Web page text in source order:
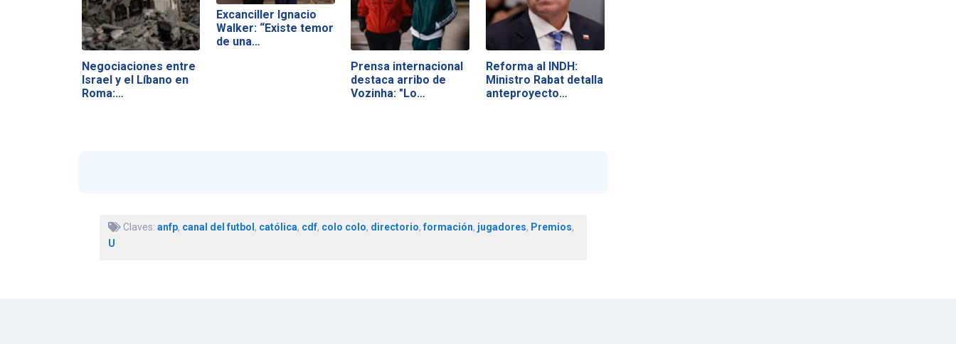
Negociaciones entre
Israel y el Líbano en
Roma:…
Excanciller Ignacio
Walker: “Existe temor
de una…
Prensa internacional
destaca arribo de
Vozinha: "Lo…
Reforma al INDH:
Ministro Rabat detalla
anteproyecto…
Claves: anfp, canal del futbol , católica, cdf, colo colo, directorio,formación, jugadores, Premios,
U